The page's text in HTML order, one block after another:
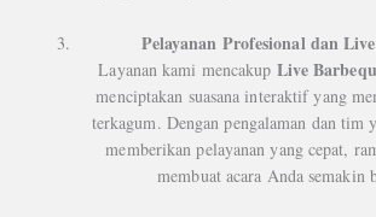
Pelayanan Profesional dan
Layanan kami mencakup Live
menciptakan suasana interaktif yang
terkagum. Dengan pengalaman dan tim
memberikan pelayanan yang cepat,
membuat acara Anda semakin